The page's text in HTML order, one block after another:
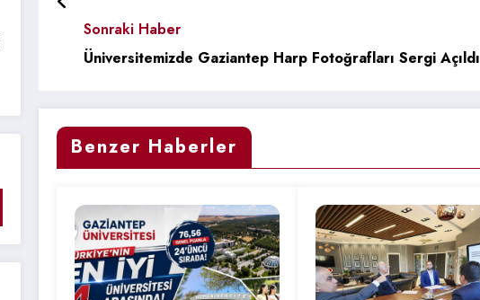
Sonraki Haber
Üniversitemizde Gaziantep Harp Fotoğrafları Sergi Açıldı
Benzer Haberler